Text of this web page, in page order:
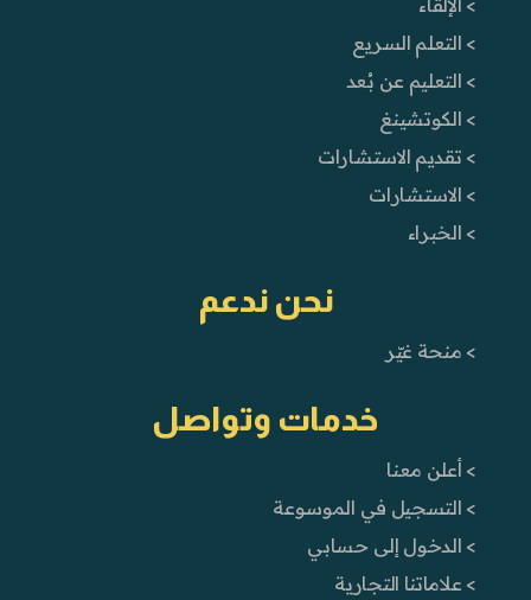
> الإلقاء
> التعلم السريع
> التعليم عن بُعد
> الكوتشينغ
> تقديم الاستشارات
> الاستشارات
> الخبراء
نحن ندعم
> منحة غيّر
خدمات وتواصل
> أعلن معنا
> التسجيل في الموسوعة
> الدخول إلى حسابي
> علاماتنا التجارية